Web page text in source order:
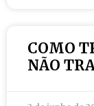
COMO
NÃO